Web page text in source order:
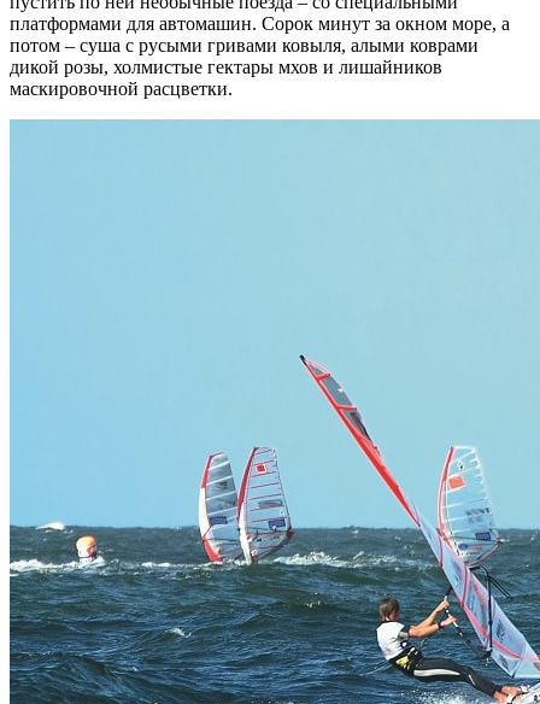
платформами для автомашин. Сорок минут за окном море, а
потом – суша с русыми гривами ковыля, алыми коврами
дикой розы, холмистые гектары мхов и лишайников
маскировочной расцветки.